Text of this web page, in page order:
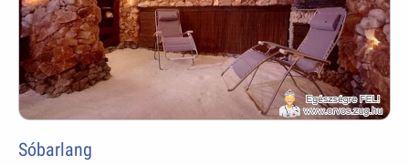
Sóbarlang